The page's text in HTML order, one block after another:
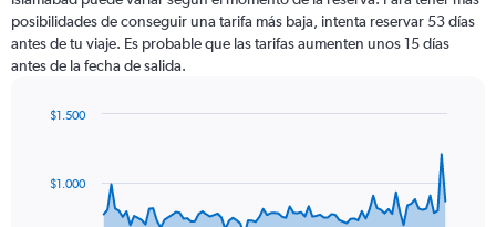
posibilidades de conseguir una tarifa más baja, intenta reservar 53 días
antes de tu viaje. Es probable que las tarifas aumenten unos 15 días
antes de la fecha de salida.
data
$1.000
$1.500